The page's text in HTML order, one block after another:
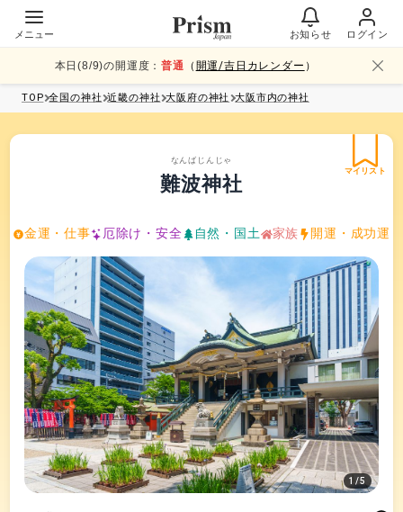
メニュー お知らせ ログイン
本日(8/9)の開運度：普通 （ 開運/吉日カレンダー ）
TOP 全国の神社 近畿の神社 大阪府の神社 大阪市内の神社
マイリスト
なんばじんじゃ
難波神社
金運・仕事 厄除け・安全 自然・国土 家族 開運・成功運
1/5